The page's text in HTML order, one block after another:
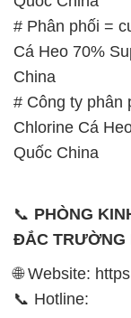
# Phân phối =
Cá Heo 70%
China
# Công ty phân
Chlorine Cá
Quốc China
📞 PHÒNG
ĐẮC TRƯỜNG
🌐 Website:
📞 Hotline: